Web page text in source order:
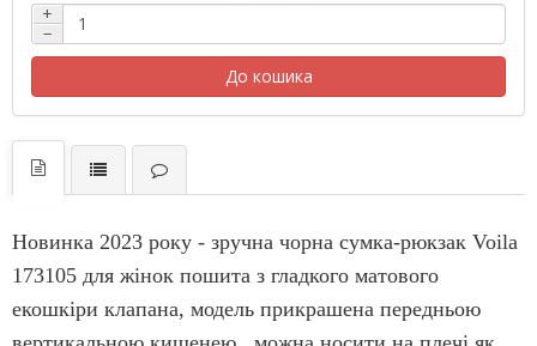
+
−
До кошика
Новинка 2023 року - зручна чорна сумка-рюкзак Voila
173105 для жінок пошита з гладкого матового
екошкіри клапана, модель прикрашена передньою